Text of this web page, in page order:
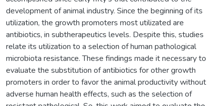
development of animal industry. Since the beginning of its
utilization, the growth promoters most utilizated are
antibiotics, in subtherapeutics levels. Despite this, studies
relate its utilization to a selection of human pathological
microbiota resistance. These findings made it necessary to
evaluate the substitution of antibiotics for other growth
promoters in order to favor the animal productivity without
adverse human health effects, such as the selection of